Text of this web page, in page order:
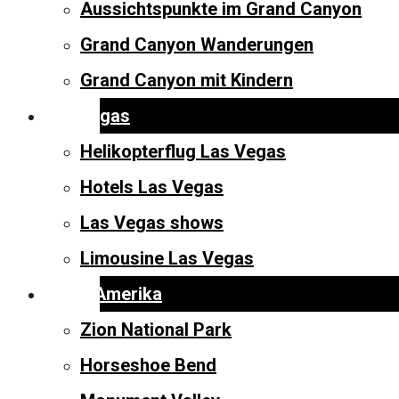
Aussichtspunkte im Grand Canyon
Grand Canyon Wanderungen
Grand Canyon mit Kindern
Las Vegas
Helikopterflug Las Vegas
Hotels Las Vegas
Las Vegas shows
Limousine Las Vegas
West-Amerika
Zion National Park
Horseshoe Bend
Helikopterflug + Hummer-